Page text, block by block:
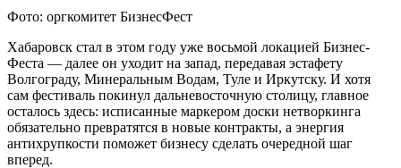
Фото: оргкомитет БизнесФест
Хабаровск стал в этом году уже восьмой локацией Бизнес-
Феста — далее он уходит на запад, передавая эстафету
Волгограду, Минеральным Водам, Туле и Иркутску. И хотя
сам фестиваль покинул дальневосточную столицу, главное
осталось здесь: исписанные маркером доски нетворкинга
обязательно превратятся в новые контракты, а энергия
антихрупкости поможет бизнесу сделать очередной шаг
вперед.